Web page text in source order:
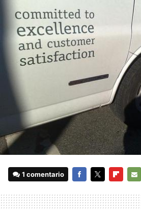
1 comentario